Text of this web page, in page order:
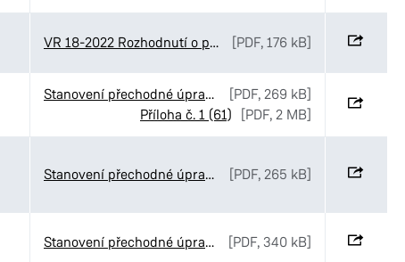
VR 18-2022 Rozhodnutí o prodeji v dražbě - Edita Lakatošová - Mazda [PDF, 176 kB]
Stanovení přechodné úpravy provozu na třídě Míru v Pardubicích - Stůl na míru
[PDF, 269 kB]
Příloha č. 1 (61)
[PDF, 2 MB]
Stanovení přechodné úpravy provozu na území MO I - Podzimní městské slavnosti 2026 [PDF, 265 kB]
Stanovení přechodné úpravy provozu v ulici Dašická v Pardubicích (3) [PDF, 340 kB]